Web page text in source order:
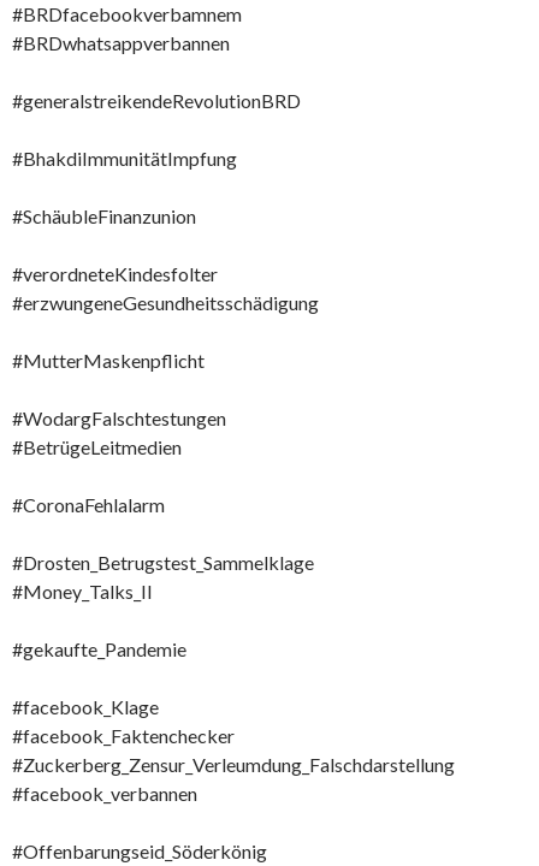
#BRDfacebookverbamnem
#BRDwhatsappverbannen
#generalstreikendeRevolutionBRD
#BhakdiImmunitätImpfung
#SchäubleFinanzunion
#verordneteKindesfolter
#erzwungeneGesundheitsschädigung
#MutterMaskenpflicht
#WodargFalschtestungen
#BetrügeLeitmedien
#CoronaFehlalarm
#Drosten_Betrugstest_Sammelklage
#Money_Talks_II
#gekaufte_Pandemie
#facebook_Klage
#facebook_Faktenchecker
#Zuckerberg_Zensur_Verleumdung_Falschdarstellung
#facebook_verbannen
#Offenbarungseid_Söderkönig